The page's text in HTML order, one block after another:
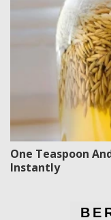
One Teaspoon
Instantly